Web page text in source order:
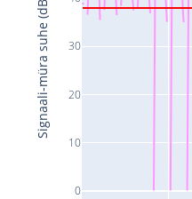
0
10
20
30
Signaali-müra suhe (dB)